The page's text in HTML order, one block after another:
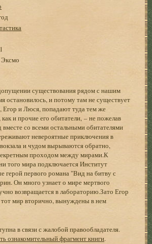
Эксмо
существования рядом с нашим
остановилось, и потому там не существует
и Люся, попадают туда тем же
и прочие его обитатели, – не пожелав
со всеми остальными обитателями
невероятные приключения в
и чудом вырываются обратно,
проходом между мирами.К
того мира подключается Институт
герой первого романа "Вид на битву с
Он много узнает о мире мертвого
возвращается в лабораторию.Зато Егор
мир вторично, вынуждены в нем
в связи с жалобой правообладателя.
ознакомительный фрагмент книги.